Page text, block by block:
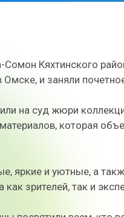
Кяхтинского
и заняли
на суд жюри
которая
яркие и уютные, а
зрителей, так и